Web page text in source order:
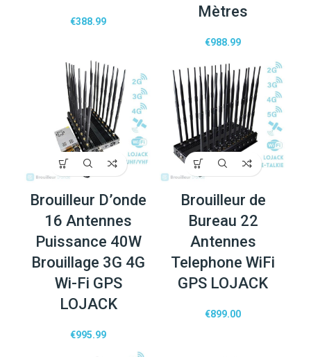
€388.99
Mètres
€988.99
Brouilleur D’onde
16 Antennes
Puissance 40W
Brouillage 3G 4G
Wi-Fi GPS
LOJACK
€995.99
Brouilleur de
Bureau 22
Antennes
Telephone WiFi
GPS LOJACK
€899.00